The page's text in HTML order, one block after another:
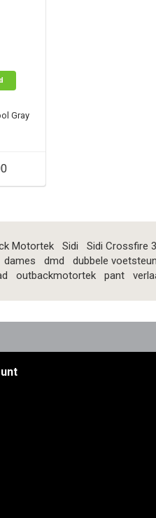
Gray
Motortek Sidi Sidi Crossfire
dames dmd dubbele
outbackmotortek pant